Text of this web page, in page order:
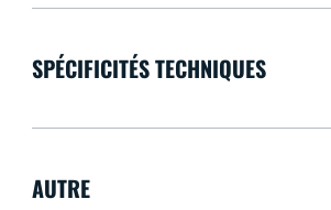
SPÉCIFICITÉS TECHNIQUES
AUTRE